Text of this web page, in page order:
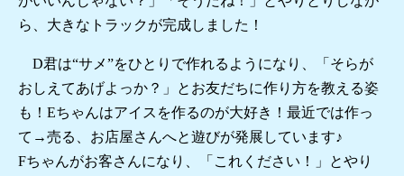
ら、大きなトラックが完成しました！
D君は“サメ”をひとりで作れるようになり、「そらが
おしえてあげよっか？」とお友だちに作り方を教える姿
も！Eちゃんはアイスを作るのが大好き！最近では作っ
て→売る、お店屋さんへと遊びが発展しています♪
Fちゃんがお客さんになり、「これください！」とやり